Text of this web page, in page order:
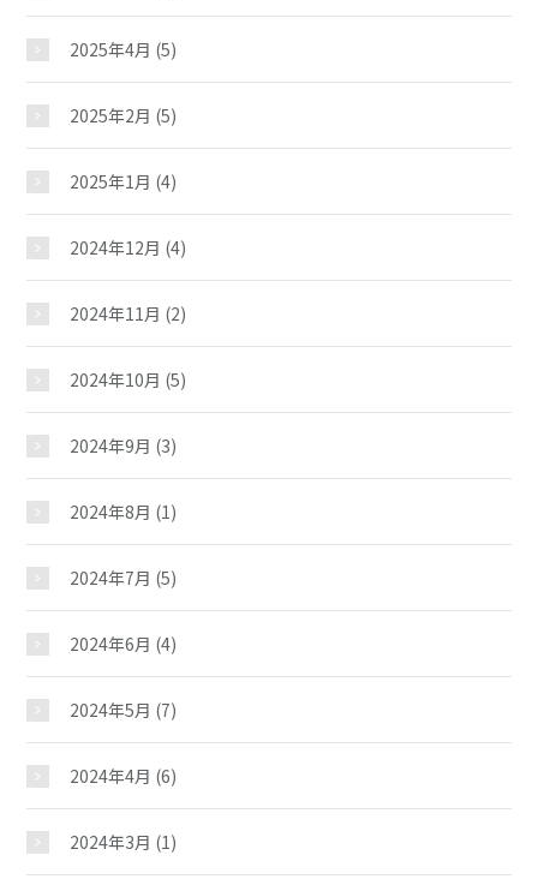
弥生児童館
おしらせ
じどうかんだより
イベント
2025年4月 (5)
2025年2月 (5)
2025年1月 (4)
2024年12月 (4)
2024年11月 (2)
2024年10月 (5)
2024年9月 (3)
2024年8月 (1)
2024年7月 (5)
2024年6月 (4)
2024年5月 (7)
2024年4月 (6)
2024年3月 (1)